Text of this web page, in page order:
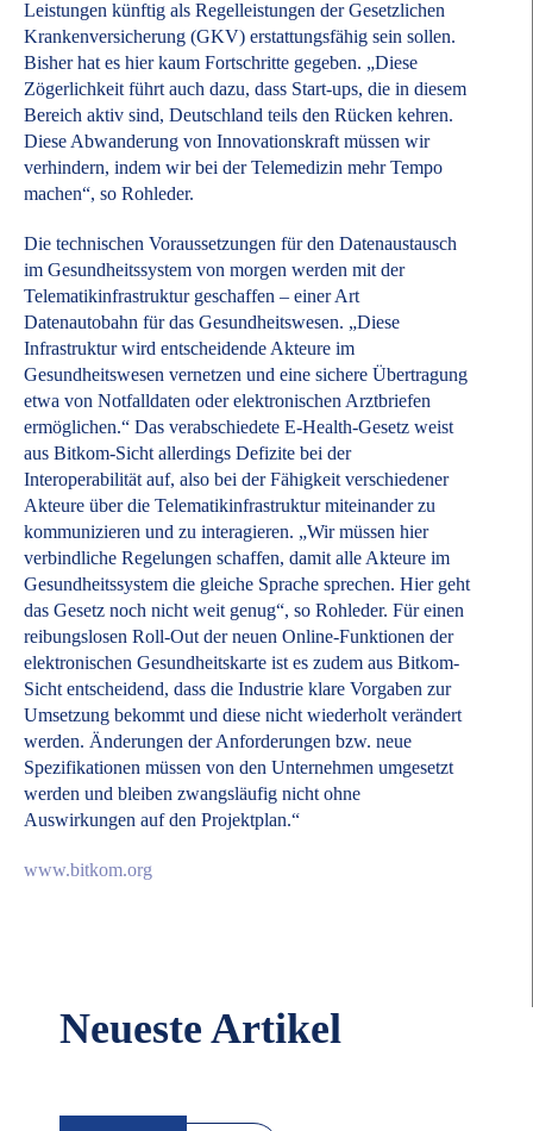
Leistungen künftig als Regelleistungen der Gesetzlichen
Krankenversicherung (GKV) erstattungsfähig sein sollen.
Bisher hat es hier kaum Fortschritte gegeben. „Diese
Zögerlichkeit führt auch dazu, dass Start-ups, die in diesem
Bereich aktiv sind, Deutschland teils den Rücken kehren.
Diese Abwanderung von Innovationskraft müssen wir
verhindern, indem wir bei der Telemedizin mehr Tempo
machen“, so Rohleder.
Die technischen Voraussetzungen für den Datenaustausch
im Gesundheitssystem von morgen werden mit der
Telematikinfrastruktur geschaffen – einer Art
Datenautobahn für das Gesundheitswesen. „Diese
Infrastruktur wird entscheidende Akteure im
Gesundheitswesen vernetzen und eine sichere Übertragung
etwa von Notfalldaten oder elektronischen Arztbriefen
ermöglichen.“ Das verabschiedete E-Health-Gesetz weist
aus Bitkom-Sicht allerdings Defizite bei der
Interoperabilität auf, also bei der Fähigkeit verschiedener
Akteure über die Telematikinfrastruktur miteinander zu
kommunizieren und zu interagieren. „Wir müssen hier
verbindliche Regelungen schaffen, damit alle Akteure im
Gesundheitssystem die gleiche Sprache sprechen. Hier geht
das Gesetz noch nicht weit genug“, so Rohleder. Für einen
reibungslosen Roll-Out der neuen Online-Funktionen der
elektronischen Gesundheitskarte ist es zudem aus Bitkom-
Sicht entscheidend, dass die Industrie klare Vorgaben zur
Umsetzung bekommt und diese nicht wiederholt verändert
werden. Änderungen der Anforderungen bzw. neue
Spezifikationen müssen von den Unternehmen umgesetzt
werden und bleiben zwangsläufig nicht ohne
Auswirkungen auf den Projektplan.“
www.bitkom.org
Neueste Artikel